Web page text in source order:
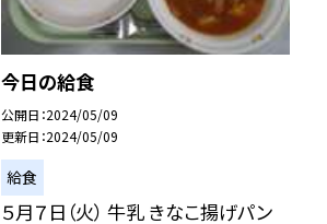
今日の給食
公開日 2024/05/09
更新日 2024/05/09
給食
５月７日（火） 牛乳 きなこ揚げパン